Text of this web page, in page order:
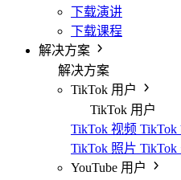
下载演讲
下载课程
解决方案
解决方案
TikTok 用户
TikTok 用户
TikTok 视频 TikTok
TikTok 照片 TikTok
YouTube 用户